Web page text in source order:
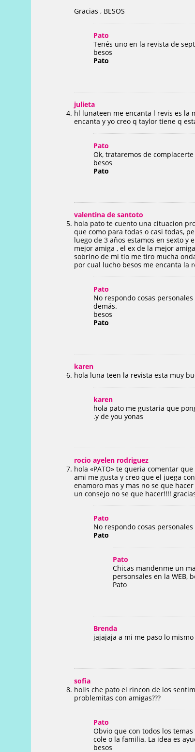
Gracias , BESOS
Pato
Tenés uno en la revista de
besos
Pato
julieta
hl lunateen me encanta l revis es la
encanta y yo creo q taylor tiene q
Pato
Ok, trataremos de complacerte
besos
Pato
valentina de santoto
hola pato te cuento una cituacion
que como para todas o casi todas,
luego de 3 años estamos en sexto y
mejor amiga , el ex de la mejor
sobrino de mi tio me tiro mucha
por cual lucho besos me encanta la
Pato
No respondo cosas
demás.
besos
Pato
karen
hola luna teen la revista esta muy
karen
hola pato me gustaria que
.y de you yonas
rocio ayelen rodriguez
hola «PATO» te queria comentar
ami me gusta y creo que el juega
enamoro mas y mas no se que
un consejo no se que hacer!!!!
Pato
No respondo cosas
Pato
Pato
Chicas mandenme un
personsales en la WEB,
Pato
Brenda
jajajaja a mi me paso lo
sofia
holis che pato el rincon de los
problemitas con amigas???
Pato
Obvio que con todos los
cole o la familia. La idea es
besos